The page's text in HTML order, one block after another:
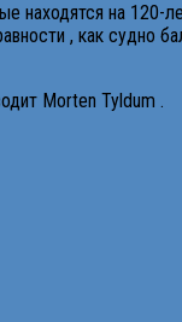
на 120-
, как судно
Morten Tyldum .